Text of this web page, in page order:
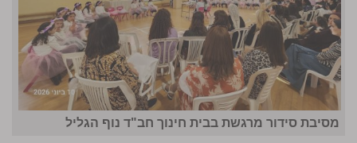
מסיבת סידור מרגשת בבית חינוך חב"ד נוף הגליל